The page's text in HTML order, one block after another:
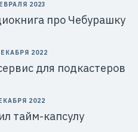
2023
про Чебурашку
2022
для подкастеров
2022
тайм-капсулу